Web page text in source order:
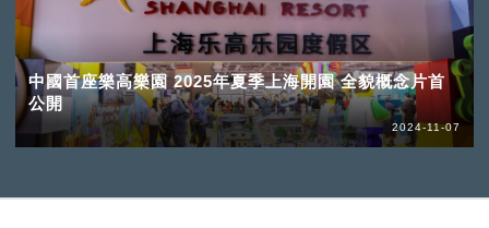
中國首座樂高樂園 2025年夏季上海開園 全貌概念片首
公開
2024-11-07